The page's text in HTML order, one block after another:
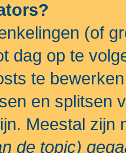
(of
dag op te
te
en splitsen
Meestal
de topic)